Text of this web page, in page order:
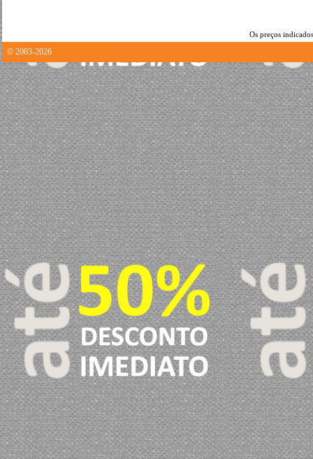
Os preços
© 2003-2026